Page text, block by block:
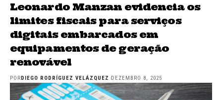
Leonardo Manzan evidencia os
limites fiscais para serviços
digitais embarcados em
equipamentos de geração
renovável
POR DIEGO RODRÍGUEZ VELÁZQUEZ DEZEMBRO 8, 2025